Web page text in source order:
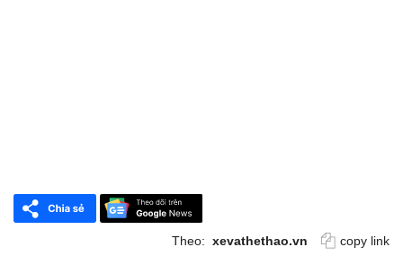
Theo: xevathethao.vn copy link